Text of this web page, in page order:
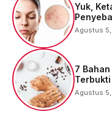
Yuk,
Agustus
7
Terbukti
Agustus